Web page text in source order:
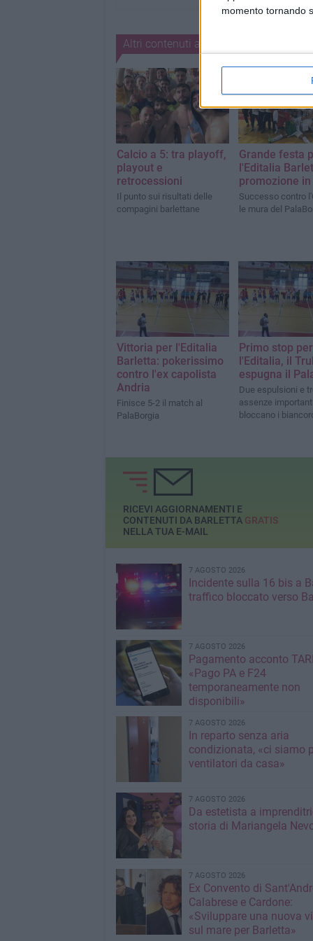
momento tornando
Altri contenuti a tema
Calcio a 5: tra playoff,
playout e
retrocessioni
Il punto sui risultati delle
compagini barlettane
Grande festa
l'Editalia
promozione in
Successo contro
le mura del
Vittoria per l'Editalia
Barletta: pokerissimo
contro l'ex capolista
Andria
Finisce 5-2 il match al
PalaBorgia
Primo stop per
l'Editalia, il
espugna il
Due espulsioni e
assenze importanti
bloccano i
RICEVI AGGIORNAMENTI E
CONTENUTI DA BARLETTA GRATIS
NELLA TUA E-MAIL
7 AGOSTO 2026
Incidente sulla 16 bis a
traffico bloccato verso
7 AGOSTO 2026
Pagamento acconto
«Pago PA e F24
temporaneamente non
disponibili»
7 AGOSTO 2026
In reparto senza aria
condizionata, «ci siamo
ventilatori da casa»
7 AGOSTO 2026
Da estetista a
storia di Mariangela
7 AGOSTO 2026
Ex Convento di
Calabrese e Cardone:
«Sviluppare una nuova
sul mare per Barletta»